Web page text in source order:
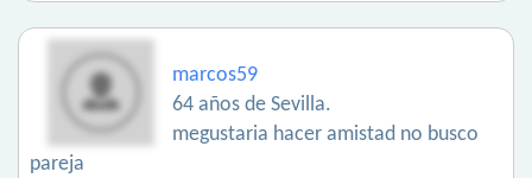
marcos59
64 años de Sevilla.
megustaria hacer amistad no busco
pareja